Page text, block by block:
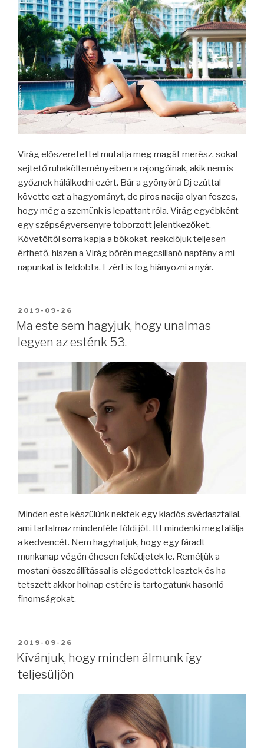
Virág előszeretettel mutatja meg magát merész, sokat
sejtető ruhakölteményeiben a rajongóinak, akik nem is
győznek hálálkodni ezért. Bár a gyönyörű Dj ezúttal
követte ezt a hagyományt, de piros nacija olyan feszes,
hogy még a szemünk is lepattant róla. Virág egyébként
egy szépségversenyre toborzott jelentkezőket.
Követőitől sorra kapja a bókokat, reakciójuk teljesen
érthető, hiszen a Virág bőrén megcsillanó napfény a mi
napunkat is feldobta. Ezért is fog hiányozni a nyár.
BEKÜLDVE:
2019-09-26
Ma este sem hagyjuk, hogy unalmas
legyen az esténk 53.
Minden este készülünk nektek egy kiadós svédasztallal,
ami tartalmaz mindenféle földi jót. Itt mindenki megtalálja
a kedvencét. Nem hagyhatjuk, hogy egy fáradt
munkanap végén éhesen feküdjetek le. Reméljük a
mostani összeállítással is elégedettek lesztek és ha
tetszett akkor holnap estére is tartogatunk hasonló
finomságokat.
BEKÜLDVE:
2019-09-26
Kívánjuk, hogy minden álmunk így
teljesüljön